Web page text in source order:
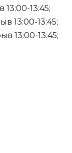
13:45;
13:00-13:45;
13:00-13:45;